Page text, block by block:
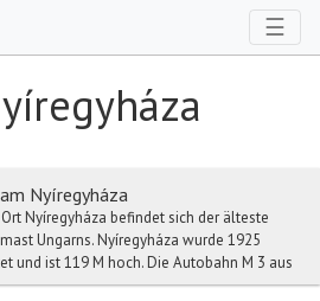
☰
Nyíregyháza
Nyíregyháza befindet sich der älteste
Ungarns. Nyíregyháza wurde 1925
und ist 119 M hoch. Die Autobahn M 3 aus